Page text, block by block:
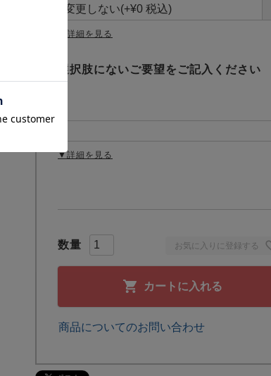
お気に入りに登録する
カートに入れる
▼詳細を見る
選択肢にないご要望をご記入ください
▼詳細を見る
商品についてのお問い合わせ